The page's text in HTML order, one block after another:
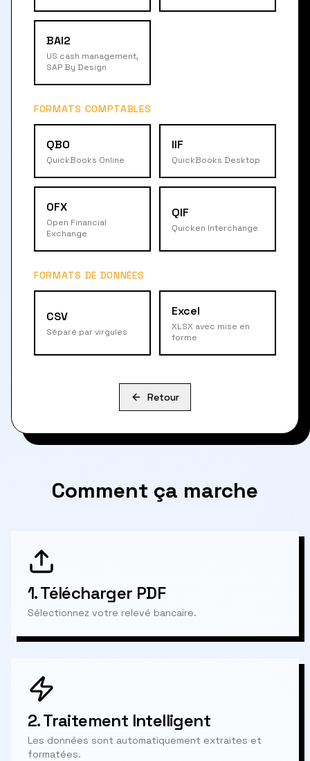
BAI2
US cash management,
SAP By Design
FORMATS COMPTABLES
QBO
QuickBooks Online
IIF
QuickBooks Desktop
OFX
Open Financial
Exchange
QIF
Quicken Interchange
FORMATS DE DONNÉES
CSV
Séparé par virgules
Excel
XLSX avec mise en
forme
Retour
Comment ça marche
1.Télécharger PDF
Sélectionnez votre relevé bancaire.
2.Traitement Intelligent
Les données sont automatiquement extraites et
formatées.